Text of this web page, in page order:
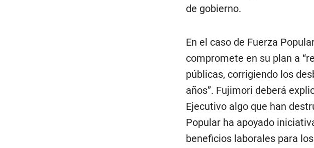
de gobierno.
En el caso de Fuerza
compromete en su plan a
públicas, corrigiendo los
años”. Fujimori deberá
Ejecutivo algo que han
Popular ha apoyado
beneficios laborales para